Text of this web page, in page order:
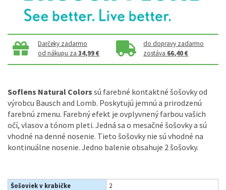
Darčeky zadarmo
od nákupu za34,99 €
do dopravy zadarmo
zostáva 66,40 €
Soflens Natural Colors sú farebné kontaktné šošovky od
výrobcu Bausch and Lomb. Poskytujú jemnú a prirodzenú
farebnú zmenu. Farebný efekt je ovplyvnený farbou vašich
očí, vlasov a tónom pleti. Jedná sa o mesačné šošovky a sú
vhodné na denné nosenie. Tieto šošovky nie sú vhodné na
kontinuálne nosenie. Jedno balenie obsahuje 2 šošovky.
Šošoviek v krabičke
2